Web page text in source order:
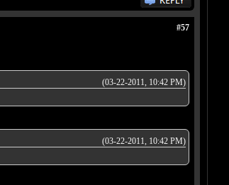
#57
(03-22-2011, 10:42 PM)
(03-22-2011, 10:42 PM)